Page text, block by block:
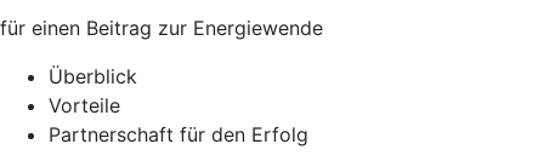
für einen Beitrag zur Energiewende
Überblick
Vorteile
Partnerschaft für den Erfolg